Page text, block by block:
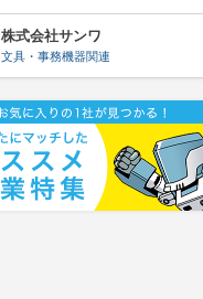
株式会社サンワ
文具・事務機器関連